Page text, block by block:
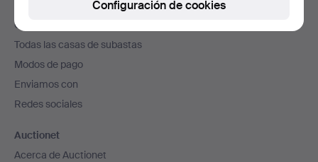
el
pie
de
página
Ayuda y contacto
Contacta con el servicio de atención al cliente
Todas las casas de subastas
Modos de pago
Enviamos con
Redes sociales
Auctionet
Acerca de Auctionet
Configuración de cookies